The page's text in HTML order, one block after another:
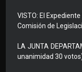
VISTO: El
Comisión de
LA JUNTA
unanimidad 30